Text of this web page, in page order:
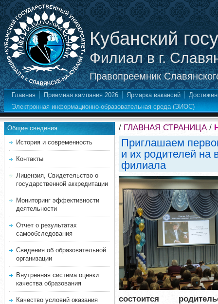
Кубанский
Филиал в г.
Правопреемник
Главная Приемная кампания 2026 Ярмарка вакансий
Электронная информационно-образовательная среда (ЭИОС)
Общие сведения
История и современность
Контакты
Лицензия, Свидетельство о
государственной аккредитации
Мониторинг эффективности
деятельности
Отчет о результатах
самообследования
Сведения об образовательной
организации
Внутренняя система оценки
качества образования
Качество условий оказания
/ ГЛАВНАЯ СТРАНИЦА/
Приглашаем
и их родителей на
филиала
состоится